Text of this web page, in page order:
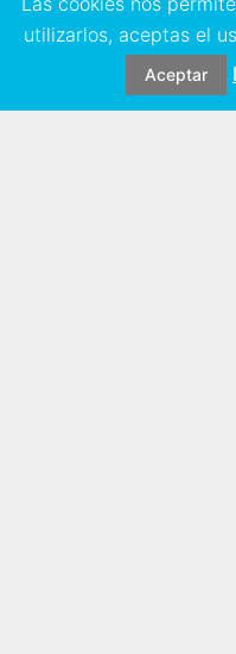
cenforce
utilizarlos, aceptas el
Aceptar